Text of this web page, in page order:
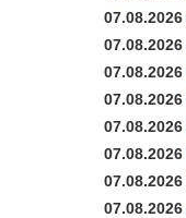
07.08.2026
07.08.2026
07.08.2026
07.08.2026
07.08.2026
07.08.2026
07.08.2026
07.08.2026